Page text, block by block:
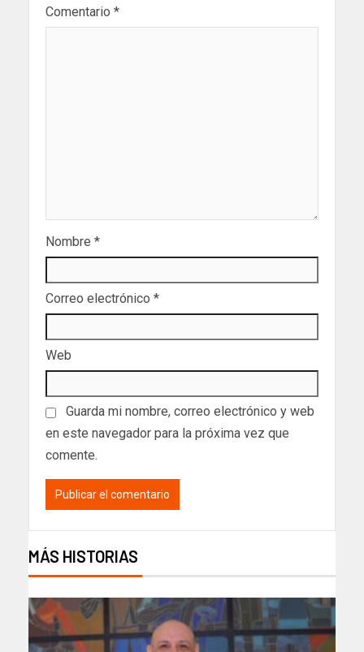
Comentario *
Nombre *
Correo electrónico *
Web
Guarda mi nombre, correo electrónico y web
en este navegador para la próxima vez que
comente.
MÁS HISTORIAS